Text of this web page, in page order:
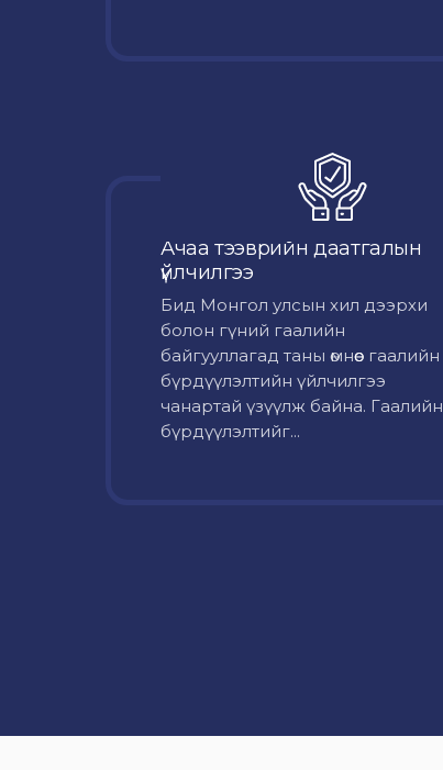
Ачаа тээврийн даатгалын
үйлчилгээ
Бид Монгол улсын хил дээрхи
болон гүний гаалийн
байгууллагад таны өмнөөс гаалийн
бүрдүүлэлтийн үйлчилгээ
чанартай үзүүлж байна. Гаалийн
бүрдүүлэлтийг...